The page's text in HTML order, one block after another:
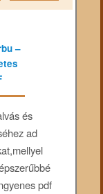
és
ad
pdf